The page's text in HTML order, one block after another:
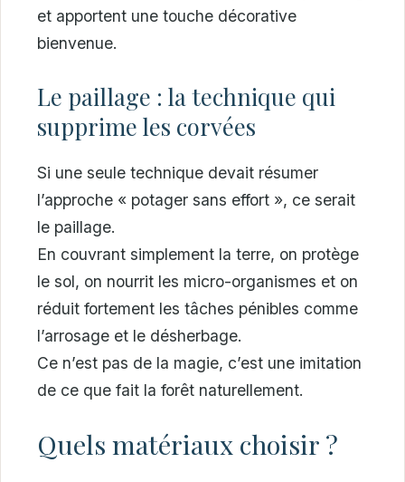
et apportent une touche décorative
bienvenue.
Le paillage : la technique qui
supprime les corvées
Si une seule technique devait résumer
l’approche « potager sans effort », ce serait
le paillage.
En couvrant simplement la terre, on protège
le sol, on nourrit les micro-organismes et on
réduit fortement les tâches pénibles comme
l’arrosage et le désherbage.
Ce n’est pas de la magie, c’est une imitation
de ce que fait la forêt naturellement.
Quels matériaux choisir ?